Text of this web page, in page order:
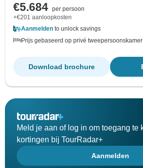
€5.684 per persoon
+€201 aanloopkosten
Aanmelden to unlock savings
Prijs gebaseerd op privé tweepersoonskamer
Download brochure
Meld je aan of log in om toegang te
kortingen bij TourRadar+
Aanmelden